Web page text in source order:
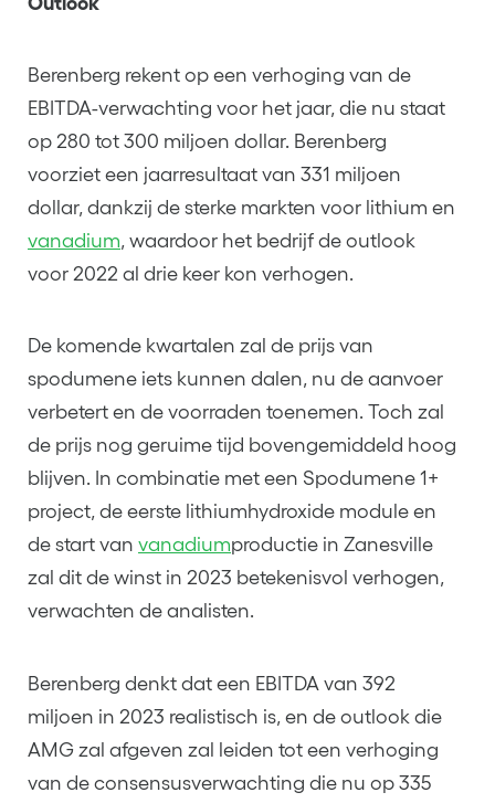
Berenberg rekent op een verhoging van de
EBITDA-verwachting voor het jaar, die nu staat
op 280 tot 300 miljoen dollar. Berenberg
voorziet een jaarresultaat van 331 miljoen
dollar, dankzij de sterke markten voor lithium en
vanadium, waardoor het bedrijf de outlook
voor 2022 al drie keer kon verhogen.
De komende kwartalen zal de prijs van
spodumene iets kunnen dalen, nu de aanvoer
verbetert en de voorraden toenemen. Toch zal
de prijs nog geruime tijd bovengemiddeld hoog
blijven. In combinatie met een Spodumene 1+
project, de eerste lithiumhydroxide module en
de start van vanadiumproductie in Zanesville
zal dit de winst in 2023 betekenisvol verhogen,
verwachten de analisten.
Berenberg denkt dat een EBITDA van 392
miljoen in 2023 realistisch is, en de outlook die
AMG zal afgeven zal leiden tot een verhoging
van de consensusverwachting die nu op 335